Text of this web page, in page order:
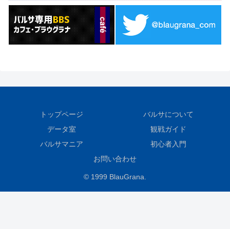
トップページ
バルサについて
データ室
観戦ガイド
バルサマニア
初心者入門
お問い合わせ
© 1999 BlauGrana.